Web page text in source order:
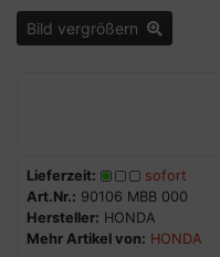
Bild vergrößern
Lieferzeit:
sofort
Art.Nr.: 90106 MBB 000
Hersteller: HONDA
Mehr Artikel von: HONDA